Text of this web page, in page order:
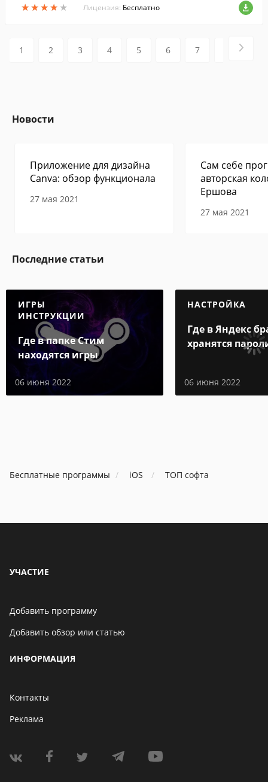
★★★★ ★
★★★★ ★ Лицензия: Бесплатно
1 2 3 4 5 6 7
Новости
Приложение для дизайна
Canva: обзор функционала
27 мая 2021
Сам себе
авторская
Ершова
27 мая 2021
Последние статьи
ИГРЫ
ИНСТРУКЦИИ
Где в папке Стим
находятся игры
06 июня 2022
НАСТРОЙКА
Где в Яндекс
хранятся
06 июня 2022
Бесплатные программы iOS ТОП софта
УЧАСТИЕ
Добавить программу
Добавить обзор или статью
ИНФОРМАЦИЯ
Контакты
Реклама